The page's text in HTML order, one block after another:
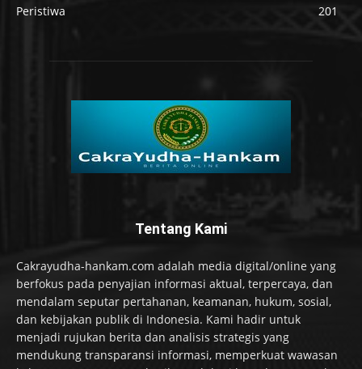
Peristiwa
201
Tentang Kami
Cakrayudha-hankam.com adalah media digital/online yang
berfokus pada penyajian informasi aktual, terpercaya, dan
mendalam seputar pertahanan, keamanan, hukum, sosial,
dan kebijakan publik di Indonesia. Kami hadir untuk
menjadi rujukan berita dan analisis strategis yang
mendukung transparansi informasi, memperkuat wawasan